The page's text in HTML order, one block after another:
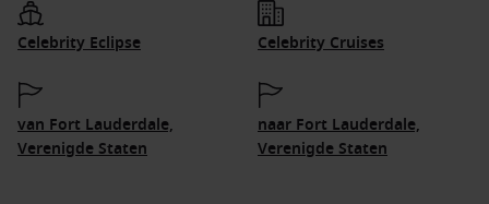
Celebrity Eclipse Celebrity Cruises
van Fort Lauderdale,
Verenigde Staten
naar Fort Lauderdale,
Verenigde Staten